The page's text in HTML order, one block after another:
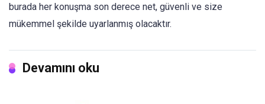
burada her konuşma son derece net, güvenli ve size
mükemmel şekilde uyarlanmış olacaktır.
Devamını oku